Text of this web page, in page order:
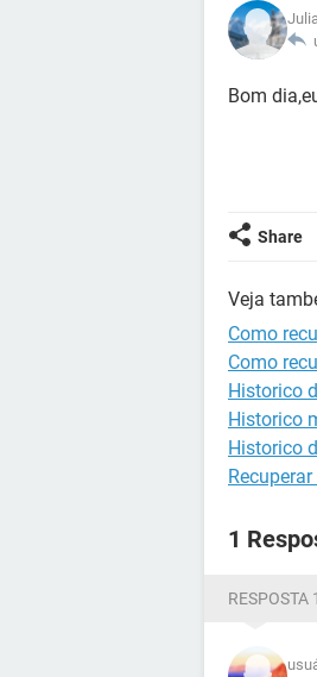
Bom
Share
Veja
Como
Como
Historico
Historico
Historico
1
RESPOSTA